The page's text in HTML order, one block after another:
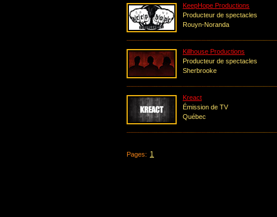
KeepHope Productions
Producteur de spectacles
Rouyn-Noranda
Killhouse Productions
Producteur de spectacles
Sherbrooke
Kreact
Émission de TV
Québec
Pages: 1